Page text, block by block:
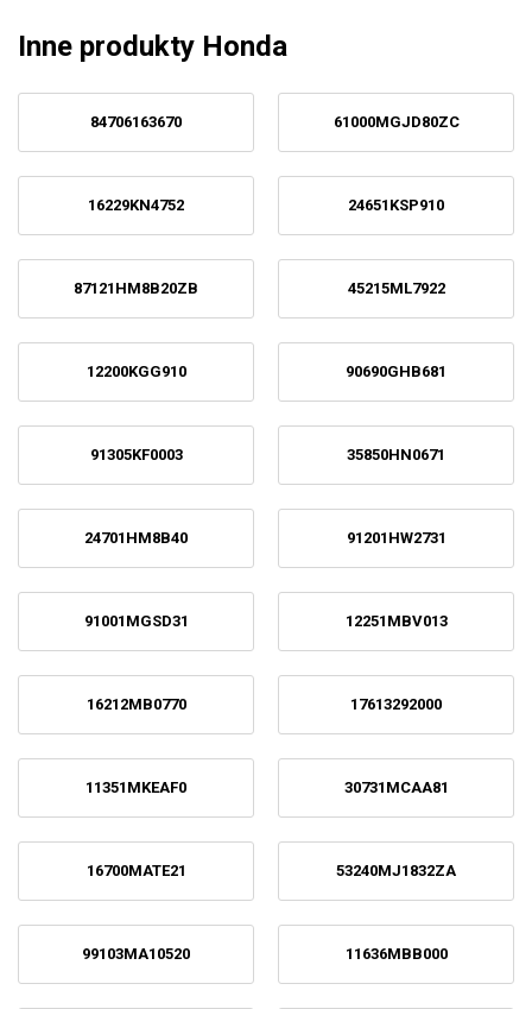
Inne produkty Honda
84706163670 61000MGJD80ZC
16229KN4752 24651KSP910
87121HM8B20ZB 45215ML7922
12200KGG910 90690GHB681
91305KF0003 35850HN0671
24701HM8B40 91201HW2731
91001MGSD31 12251MBV013
16212MB0770 17613292000
11351MKEAF0 30731MCAA81
16700MATE21 53240MJ1832ZA
99103MA10520 11636MBB000